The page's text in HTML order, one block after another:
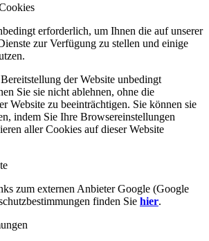
erforderlich, um Ihnen die auf unserer
zur Verfügung zu stellen und einige
der Website unbedingt
Sie sie nicht ablehnen, ohne die
Website zu beeinträchtigen. Sie können sie
indem Sie Ihre Browsereinstellungen
aller Cookies auf dieser Website
zum externen Anbieter Google (Google
finden Sie hier.